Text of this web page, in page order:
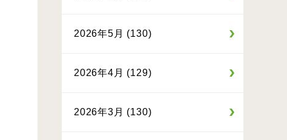
2026年5月 (130)
2026年4月 (129)
2026年3月 (130)